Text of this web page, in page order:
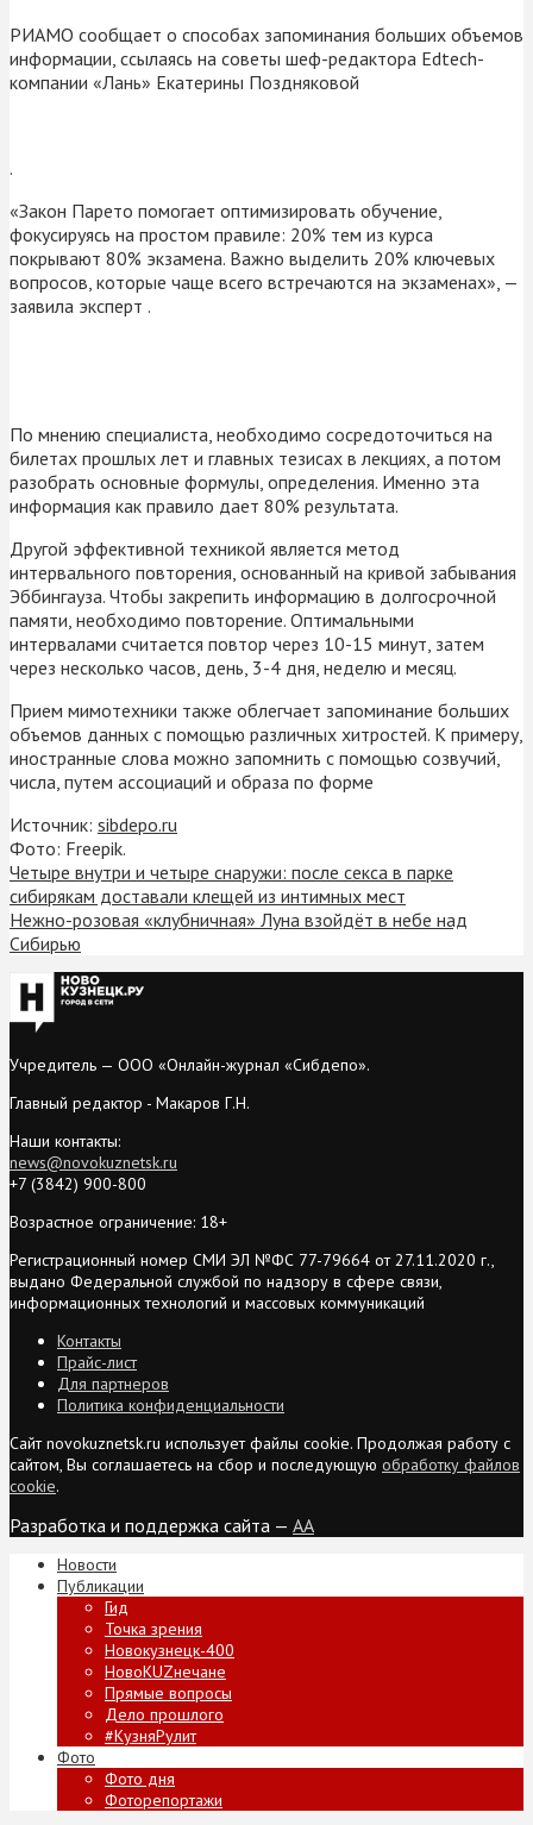
РИАМО сообщает о способах запоминания больших объемов
информации, ссылаясь на советы шеф-редактора Edtech-
компании «Лань» Екатерины Поздняковой
.
«Закон Парето помогает оптимизировать обучение,
фокусируясь на простом правиле: 20% тем из курса
покрывают 80% экзамена. Важно выделить 20% ключевых
вопросов, которые чаще всего встречаются на экзаменах», —
заявила эксперт .
По мнению специалиста, необходимо сосредоточиться на
билетах прошлых лет и главных тезисах в лекциях, а потом
разобрать основные формулы, определения. Именно эта
информация как правило дает 80% результата.
Другой эффективной техникой является метод
интервального повторения, основанный на кривой забывания
Эббингауза. Чтобы закрепить информацию в долгосрочной
памяти, необходимо повторение. Оптимальными
интервалами считается повтор через 10-15 минут, затем
через несколько часов, день, 3-4 дня, неделю и месяц.
Прием мимотехники также облегчает запоминание больших
объемов данных с помощью различных хитростей. К примеру,
иностранные слова можно запомнить с помощью созвучий,
числа, путем ассоциаций и образа по форме
Источник: sibdepo.ru
Фото: Freepik.
Четыре внутри и четыре снаружи: после секса в парке
сибирякам доставали клещей из интимных мест
Нежно-розовая «клубничная» Луна взойдёт в небе над
Сибирью
Учредитель — ООО «Онлайн-журнал «Сибдепо».
Главный редактор - Макаров Г.Н.
Наши контакты:
news@novokuznetsk.ru
+7 (3842) 900-800
Возрастное ограничение: 18+
Регистрационный номер СМИ ЭЛ №ФС 77-79664 от 27.11.2020 г.,
выдано Федеральной службой по надзору в сфере связи,
информационных технологий и массовых коммуникаций
Контакты
Прайс-лист
Для партнеров
Политика конфиденциальности
Сайт novokuznetsk.ru использует файлы cookie. Продолжая работу с
сайтом, Вы соглашаетесь на сбор и последующую обработку файлов
cookie.
Разработка и поддержка сайта — AA
Новости
Публикации
Гид
Точка зрения
Новокузнецк-400
НовоKUZнечане
Прямые вопросы
Дело прошлого
#КузняРулит
Фото
Фото дня
Фоторепортажи